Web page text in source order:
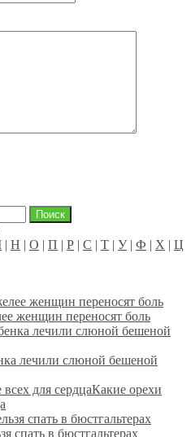
| Н | О | П | Р | С | Т | У| Ф | Х | Ц
женщин переносят боль
лечили слюной бешеной
Какие орехи
спать в бюстгальтерах